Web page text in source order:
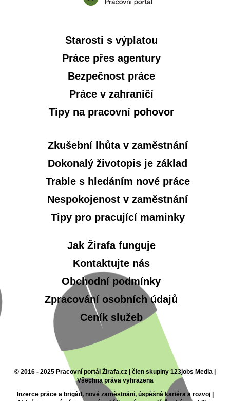
Starosti s výplatou
Práce přes agentury
Bezpečnost práce
Práce v zahraničí
Tipy na pracovní pohovor
Zkušební lhůta v zaměstnání
Dokonalý životopis je základ
Trable s hledáním nové práce
Nespokojenost v zaměstnání
Tipy pro pracující maminky
Jak Žirafa funguje
Kontaktujte nás
Obchodní podmínky
Zpracování osobních údajů
Ceník služeb
© 2016 - 2025 Pracovní portál Žirafa.cz | člen skupiny 123jobs Media |
Všechna práva vyhrazena
Inzerce práce a brigád, nové zaměstnání, úspěšná kariéra a rozvoj |